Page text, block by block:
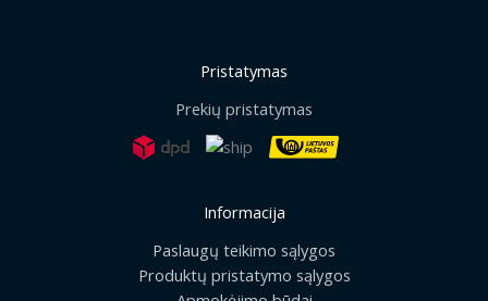
Pristatymas
Prekių pristatymas
Informacija
Paslaugų teikimo sąlygos
Produktų pristatymo sąlygos